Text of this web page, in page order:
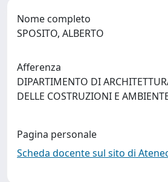
Nome completo
SPOSITO, ALBERTO
Afferenza
DIPARTIMENTO DI
DELLE COSTRUZIONI E
Pagina personale
Scheda docente sul sito di